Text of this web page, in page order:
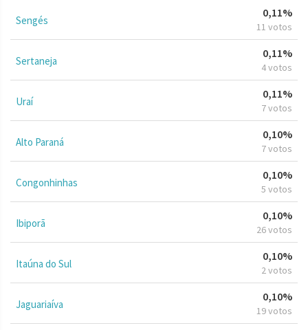
Sengés
0,11%
11 votos
Sertaneja
0,11%
4 votos
Uraí
0,11%
7 votos
Alto Paraná
0,10%
7 votos
Congonhinhas
0,10%
5 votos
Ibiporã
0,10%
26 votos
Itaúna do Sul
0,10%
2 votos
Jaguariaíva
0,10%
19 votos